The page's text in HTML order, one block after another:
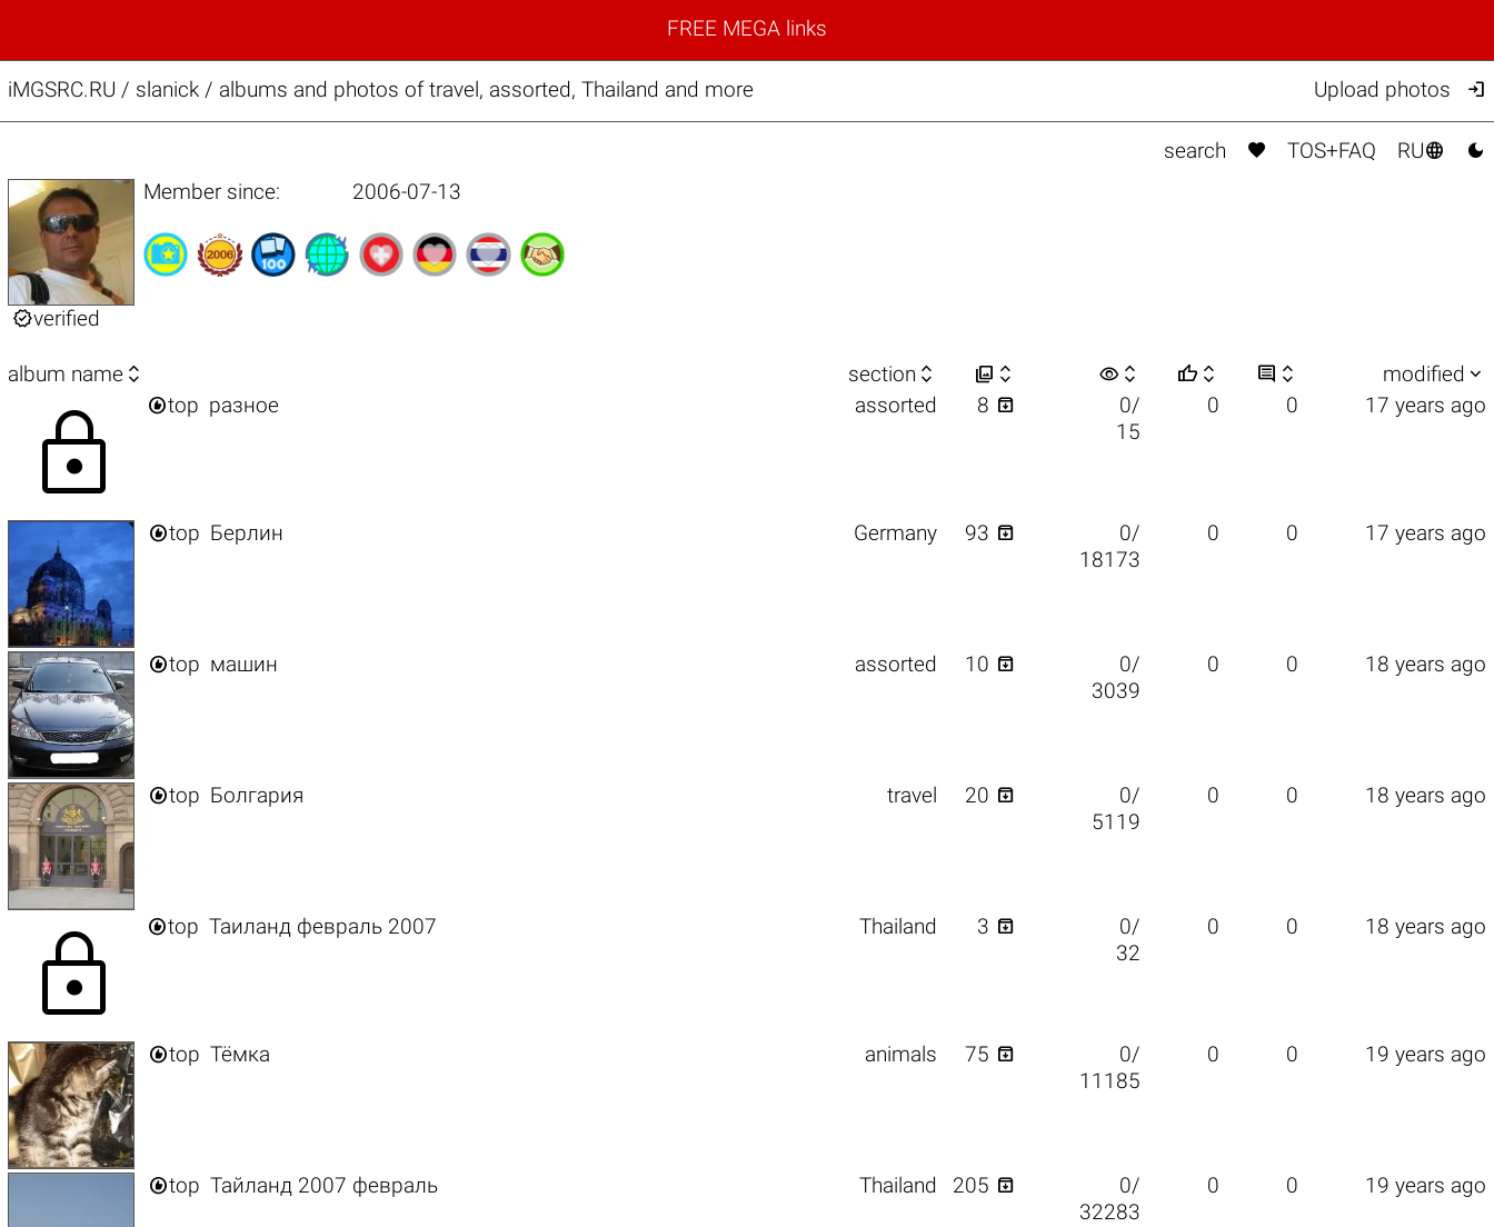
FREE MEGA links
iMGSRC.RU / slanick / albums and photos of travel, assorted, Thailand and more Upload photos 
search  TOS+FAQ RU 
verified
Member since: 2006-07-13
album name  section    visibility      modified 
lock top разное assorted 8 
0/
15
0 0 17 years ago
top Берлин Germany 93 
0/
18173
0 0 17 years ago
top машин assorted 10 
0/
3039
0 0 18 years ago
top Болгария travel 20 
0/
5119
0 0 18 years ago
lock top Таиланд февраль 2007 Thailand 3 
0/
32
0 0 18 years ago
top Тёмка animals 75 
0/
11185
0 0 19 years ago
top Тайланд 2007 февраль Thailand 205 
0/
32283
0 0 19 years ago